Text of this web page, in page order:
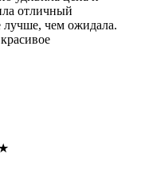
отличный
лучше, чем ожидала.